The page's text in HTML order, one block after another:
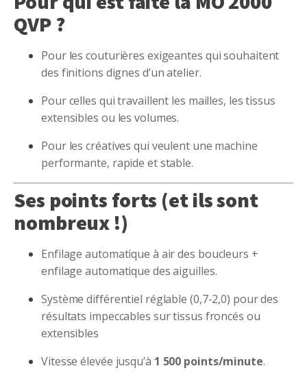
QVP ?
Pour les couturières exigeantes qui souhaitent
des finitions dignes d’un atelier.
Pour celles qui travaillent les mailles, les tissus
extensibles ou les volumes.
Pour les créatives qui veulent une machine
performante, rapide et stable.
Ses points forts (et ils sont
nombreux !)
Enfilage automatique à air des boucleurs +
enfilage automatique des aiguilles.
Système différentiel réglable (0,7-2,0) pour des
résultats impeccables sur tissus froncés ou
extensibles
Vitesse élevée jusqu’à 1 500 points/minute.